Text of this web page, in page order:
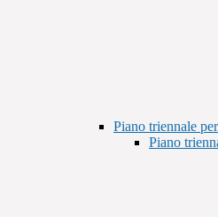
Piano triennale
Piano